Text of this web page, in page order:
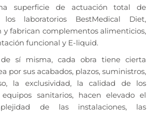
superficie de actuación total de
laboratorios BestMedical Diet,
y fabrican complementos alimenticios,
funcional y E-liquid.
sí misma, cada obra tiene cierta
por sus acabados, plazos, suministros,
la exclusividad, la calidad de los
sanitarios, hacen elevado el
de las instalaciones, las